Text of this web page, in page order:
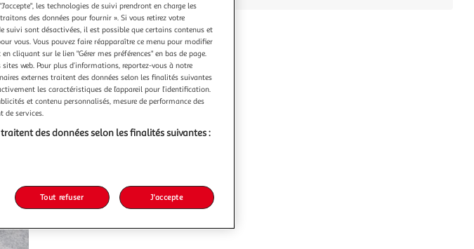
les technologies de suivi prendront en charge les
des données pour fournir ». Si vous retirez votre
suivi sont désactivées, il est possible que certains contenus et
vous. Vous pouvez faire réapparaître ce menu pour modifier
cliquant sur le lien "Gérer mes préférences" en bas de page.
web. Pour plus d’informations, reportez-vous à notre
externes traitent des données selon les finalités suivantes
les caractéristiques de l’appareil pour l’identification.
et contenu personnalisés, mesure de performance des
de services.
des données selon les finalités suivantes :
Tout refuser J'accepte